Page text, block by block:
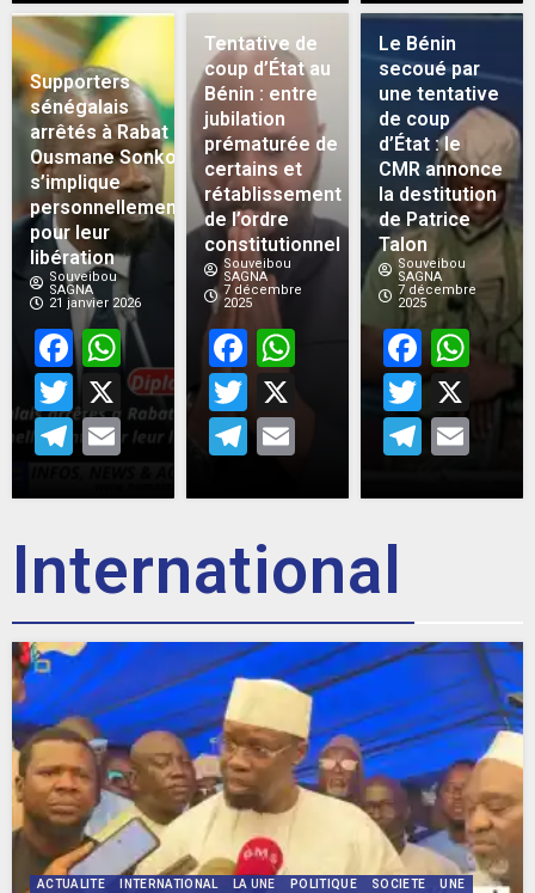
Supporters
sénégalais
arrêtés à Rabat :
Ousmane Sonko
s’implique
personnellement
pour leur
libération
Souveibou
SAGNA
21 janvier 2026
Facebook
WhatsApp
Twitter
X
Telegram
Email
Tentative de
coup d’État au
Bénin : entre
jubilation
prématurée de
certains et
rétablissement
de l’ordre
constitutionnel
Souveibou
SAGNA
7 décembre
2025
Facebook
WhatsApp
Twitter
Telegram
Email
Le Bénin
secoué par
une tentative
de coup
d’État : le
CMR annonce
la destitution
de Patrice
Talon
Souveibou
SAGNA
7 décembre
2025
X
International
ACTUALITE INTERNATIONAL LA UNE POLITIQUE SOCIETE UNE